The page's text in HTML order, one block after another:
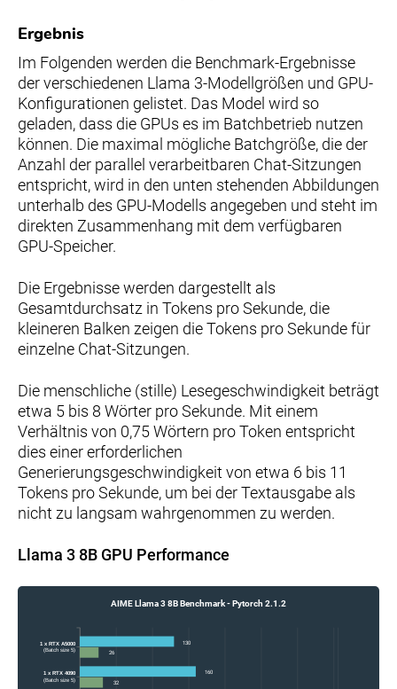
Ergebnis
Im Folgenden werden die Benchmark-Ergebnisse
der verschiedenen Llama 3-Modellgrößen und GPU-
Konfigurationen gelistet. Das Model wird so
geladen, dass die GPUs es im Batchbetrieb nutzen
können. Die maximal mögliche Batchgröße, die der
Anzahl der parallel verarbeitbaren Chat-Sitzungen
entspricht, wird in den unten stehenden Abbildungen
unterhalb des GPU-Modells angegeben und steht im
direkten Zusammenhang mit dem verfügbaren
GPU-Speicher.
Die Ergebnisse werden dargestellt als
Gesamtdurchsatz in Tokens pro Sekunde, die
kleineren Balken zeigen die Tokens pro Sekunde für
einzelne Chat-Sitzungen.
Die menschliche (stille) Lesegeschwindigkeit beträgt
etwa 5 bis 8 Wörter pro Sekunde. Mit einem
Verhältnis von 0,75 Wörtern pro Token entspricht
dies einer erforderlichen
Generierungsgeschwindigkeit von etwa 6 bis 11
Tokens pro Sekunde, um bei der Textausgabe als
nicht zu langsam wahrgenommen zu werden.
Llama 3 8B GPU Performance
1 x RTX 4090
(Batch size 5)
1 x RTX A5000
(Batch size 5)
160
32
130
26
AIME Llama 3 8B Benchmark - Pytorch 2.1.2